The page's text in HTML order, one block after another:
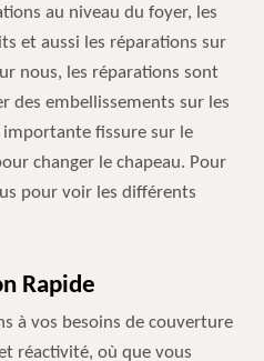
au niveau du foyer, les
et aussi les réparations sur
nous, les réparations sont
des embellissements sur les
importante fissure sur le
changer le chapeau. Pour
pour voir les différents
Rapide
à vos besoins de couverture
réactivité, où que vous